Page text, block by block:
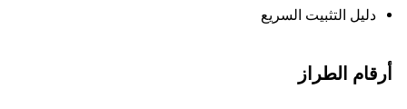
دليل التثبيت السريع
أرقام الطراز